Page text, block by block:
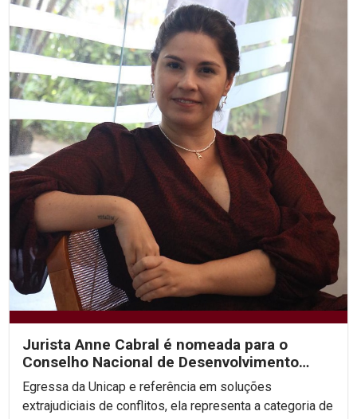
Jurista Anne Cabral é nomeada para o
Conselho Nacional de Desenvolvimento
Social Sustentável
Egressa da Unicap e referência em soluções
extrajudiciais de conflitos, ela representa a categoria de